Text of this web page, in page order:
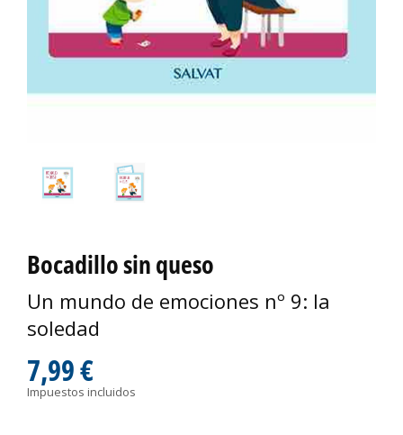
Bocadillo sin queso
Un mundo de emociones nº 9: la
soledad
7,99 €
Impuestos incluidos